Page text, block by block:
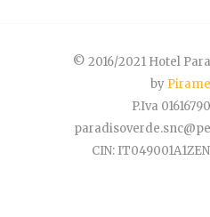
© 2016/2021 Hotel
by
P.Iva
CIN: